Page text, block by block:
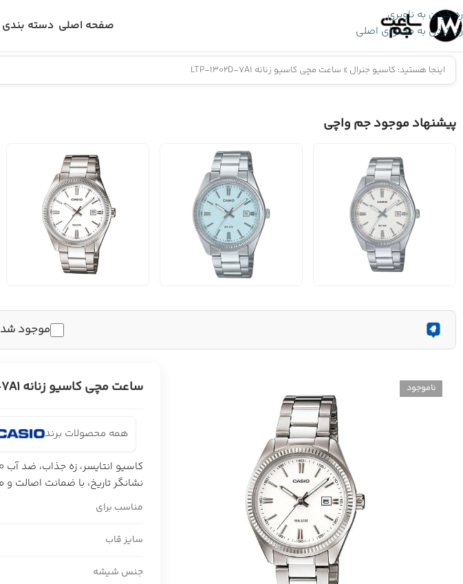
رد کردن به ناوبری
رد کردن به محتوای اصلی
صفحه اصلی دسته
اینجا هستید: کاسیو جنرال » ساعت مچی کاسیو زنانه LTP-1302D-7A1
پیشنهاد موجود جم واچی
موجود شد
ناموجود ساعت مچی کاسیو زنانه LTP-1302D-7A1
همه محصولات برند
نشانگر تاریخ، با ضمانت اصالت
مناسب برای
سایز قاب
جنس شیشه